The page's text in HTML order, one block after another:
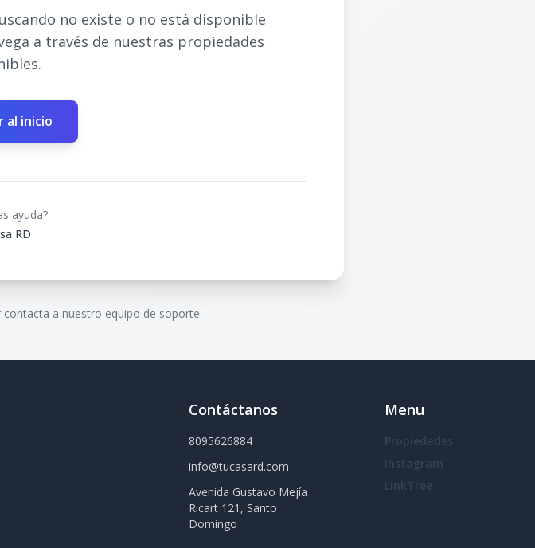
no existe o no está disponible
a través de nuestras propiedades
al inicio
ayuda?
RD
a nuestro equipo de soporte.
Contáctanos
8095626884
info@tucasard.com
Avenida Gustavo Mejía
Ricart 121, Santo
Domingo
Menu
Propiedades
Instagram
LinkTree